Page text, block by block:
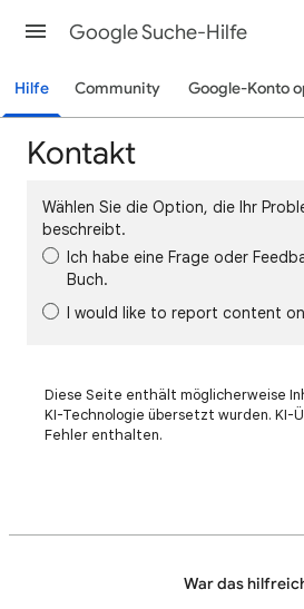
Google Suche-Hilfe
Hilfe Community Google-Konto
Kontakt
Wählen Sie die Option, die Ihr
beschreibt.
Ich habe eine Frage oder
Buch.
I would like to report content
Diese Seite enthält möglicherweise
KI-Technologie übersetzt wurden. KI-
Fehler enthalten.
War das